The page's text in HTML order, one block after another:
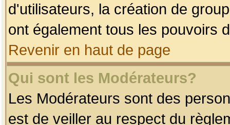
d'utilisateurs, la création de
ont également tous les pouvoirs
Revenir en haut de page
Qui sont les Modérateurs?
Les Modérateurs sont des
est de veiller au respect du